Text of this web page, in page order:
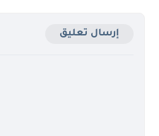
إرسال تعليق